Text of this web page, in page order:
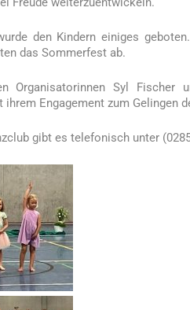
den Kindern einiges
das Sommerfest ab.
Organisatorinnen Syl Fischer
Engagement zum Gelingen
gibt es telefonisch unter